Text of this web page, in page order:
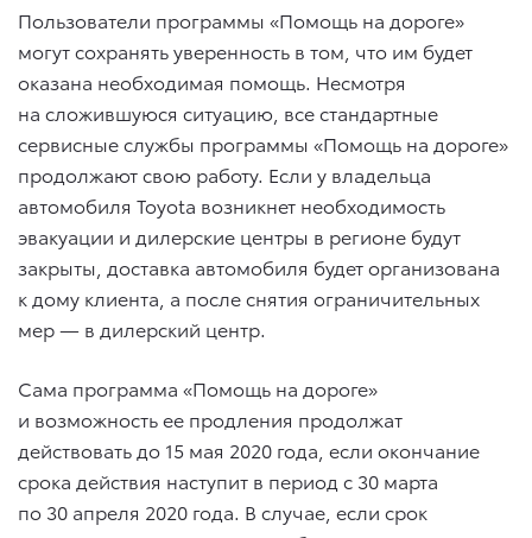
Пользователи программы «Помощь на дороге»
могут сохранять уверенность в том, что им будет
оказана необходимая помощь. Несмотря
на сложившуюся ситуацию, все стандартные
сервисные службы программы «Помощь на дороге»
продолжают свою работу. Если у владельца
автомобиля Toyota возникнет необходимость
эвакуации и дилерские центры в регионе будут
закрыты, доставка автомобиля будет организована
к дому клиента, а после снятия ограничительных
мер — в дилерский центр.
Сама программа «Помощь на дороге»
и возможность ее продления продолжат
действовать до 15 мая 2020 года, если окончание
срока действия наступит в период с 30 марта
по 30 апреля 2020 года. В случае, если срок